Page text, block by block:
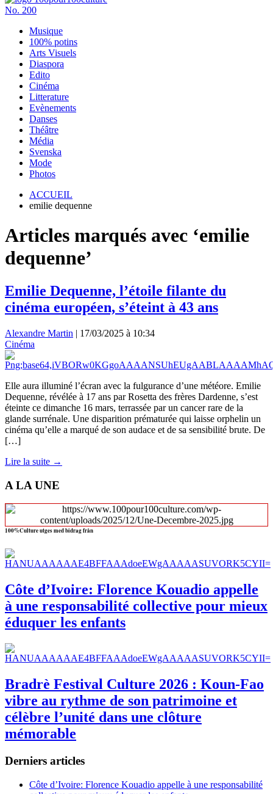
No. 200
Musique
100% potins
Arts Visuels
Diaspora
Edito
Cinéma
Litterature
Evènements
Danses
Théâtre
Média
Svenska
Mode
Photos
ACCUEIL
emilie dequenne
Articles marqués avec ‘emilie
dequenne’
Emilie Dequenne, l’étoile filante du
cinéma européen, s’éteint à 43 ans
Alexandre Martin | 17/03/2025 à 10:34
Cinéma
Elle aura illuminé l’écran avec la fulgurance d’une météore. Emilie
Dequenne, révélée à 17 ans par Rosetta des frères Dardenne, s’est
éteinte ce dimanche 16 mars, terrassée par un cancer rare de la
glande surrénale. Une disparition prématurée qui laisse orphelin un
cinéma qu’elle a marqué de son audace et de sa sensibilité brute. De
[…]
Lire la suite →
A LA UNE
100%Culture utges med bidrag från
Côte d’Ivoire: Florence Kouadio appelle
à une responsabilité collective pour mieux
éduquer les enfants
Bradrè Festival Culture 2026 : Koun-Fao
vibre au rythme de son patrimoine et
célèbre l’unité dans une clôture
mémorable
Derniers articles
Côte d’Ivoire: Florence Kouadio appelle à une responsabilité